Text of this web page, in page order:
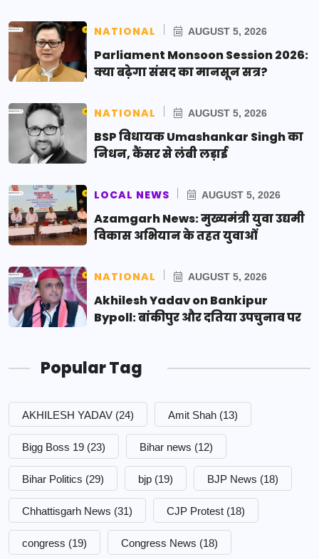
NATIONAL AUGUST 5, 2026
Parliament Monsoon Session 2026:
क्या बढ़ेगा संसद का मानसून सत्र?
NATIONAL AUGUST 5, 2026
BSP विधायक Umashankar Singh का
निधन, कैंसर से लंबी लड़ाई
LOCAL NEWS AUGUST 5, 2026
Azamgarh News: मुख्यमंत्री युवा उद्यमी
विकास अभियान के तहत युवाओं
NATIONAL AUGUST 5, 2026
Akhilesh Yadav on Bankipur
Bypoll: बांकीपुर और दतिया उपचुनाव पर
Popular Tag
AKHILESH YADAV (24) Amit Shah (13)
Bigg Boss 19 (23) Bihar news (12)
Bihar Politics (29) bjp (19) BJP News (18)
Chhattisgarh News (31) CJP Protest (18)
congress (19) Congress News (18)